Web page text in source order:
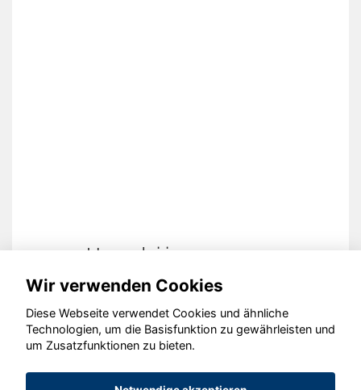
Hyundai i20
© konjunkturmotor.de GmbH 2020 - 2026
Wir verwenden Cookies
Diese Webseite verwendet Cookies und ähnliche
Technologien, um die Basisfunktion zu gewährleisten und
um Zusatzfunktionen zu bieten.